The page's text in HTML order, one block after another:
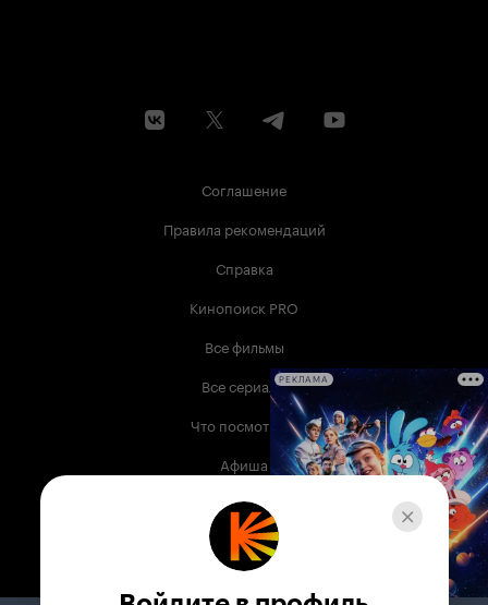
Соглашение
Правила рекомендаций
Справка
Кинопоиск PRO
Все фильмы
Все сериалы
Что посмотреть
Афиша
Музыка
Телепрограмма
РЕКЛАМА